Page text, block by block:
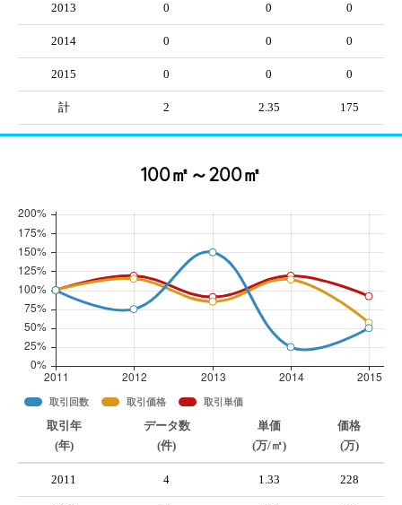
2013 0 0 0
2014 0 0 0
2015 0 0 0
計 2 2.35 175
100㎡～200㎡
取引回数 取引価格 取引単価
取引年
(年)
データ数
(件)
単価
(万/㎡)
価格
(万)
2011 4 1.33 228